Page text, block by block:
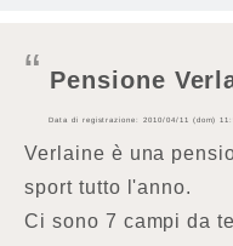
Pensione
Data di registrazione: 2010/04/11 (dom)
Verlaine è una
sport tutto l'anno.
Ci sono 7 campi da